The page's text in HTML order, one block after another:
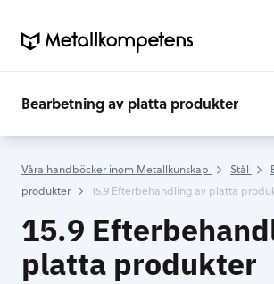
Bearbetning av platta produkter
Våra handböcker inom Metallkunskap Stål
produkter
15.9 Efterbehandling av platta
15.9
platta produkter